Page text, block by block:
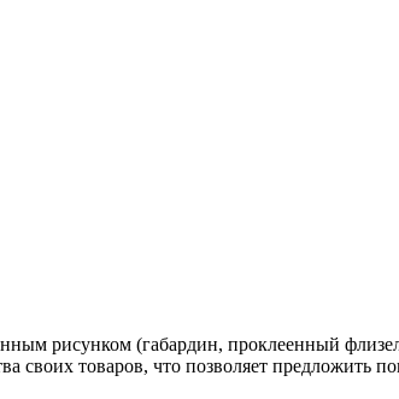
рисунком (габардин, проклеенный
своих товаров, что позволяет предложить